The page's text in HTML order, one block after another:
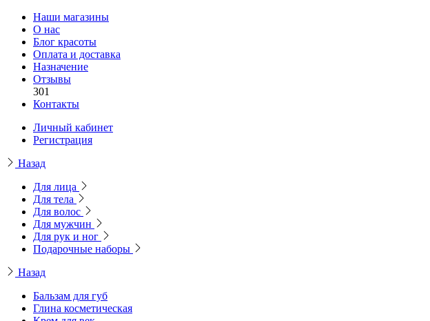
Наши магазины
О нас
Блог красоты
Оплата и доставка
Назначение
Отзывы
301
Контакты
Личный кабинет
Регистрация
Назад
Для лица
Для тела
Для волос
Для мужчин
Для рук и ног
Подарочные наборы
Назад
Бальзам для губ
Глина косметическая